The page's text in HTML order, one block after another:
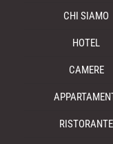
CHI SIAMO
HOTEL
CAMERE
RISTORANTE